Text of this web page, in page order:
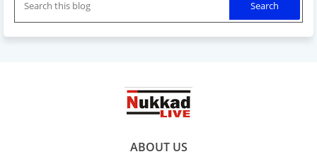
ABOUT US